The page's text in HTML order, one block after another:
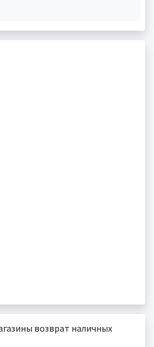
возврат наличных